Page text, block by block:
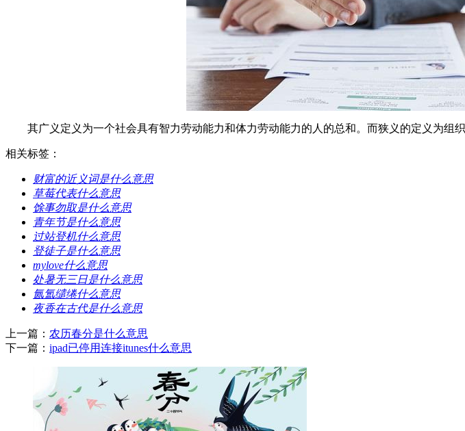
其广义定义为一个社会具有智力劳动能力和体力劳动能力的人的总和。而狭义的定义为组
相关标签：
​财富的近义词是什么意思
​草莓代表什么意思
​馀事勿取是什么意思
​青年节是什么意思
​过站登机什么意思
​登徒子是什么意思
​mylove什么意思
​处暑无三日是什么意思
​氤氲缱绻什么意思
​夜香在古代是什么意思
上一篇： ​农历春分是什么意思
下一篇： ​ipad已停用连接itunes什么意思